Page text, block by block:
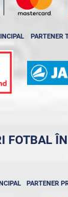
PARTENER
FOTBAL
PARTENER